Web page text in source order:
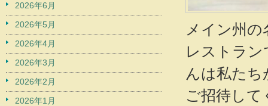
メイン州
レストラ
んは私た
ご招待し
2026年6月
2026年5月
2026年4月
2026年3月
2026年2月
2026年1月